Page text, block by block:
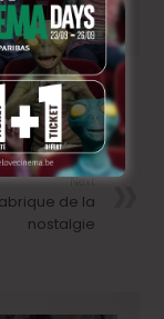
Next
de la
nostalgie